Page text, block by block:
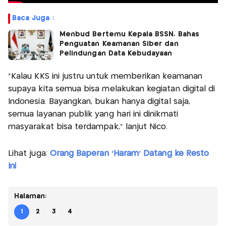
Baca Juga :
Menbud Bertemu Kepala BSSN, Bahas
Penguatan Keamanan Siber dan
Pelindungan Data Kebudayaan
“Kalau KKS ini justru untuk memberikan keamanan
supaya kita semua bisa melakukan kegiatan digital di
Indonesia. Bayangkan, bukan hanya digital saja,
semua layanan publik yang hari ini dinikmati
masyarakat bisa terdampak,” lanjut Nico.
Lihat juga: Orang Baperan 'Haram' Datang ke Resto
Ini
Halaman:
1 2 3 4